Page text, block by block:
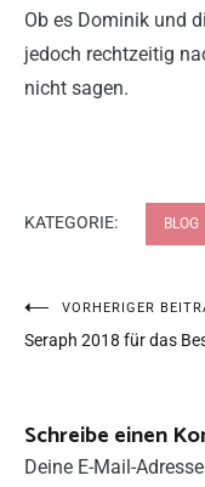
Ob es Dominik und
jedoch rechtzeitig
nicht sagen.
KATEGORIE: BLOG
VORHERIGER
Seraph 2018 für das
Schreibe einen
Deine E-Mail-